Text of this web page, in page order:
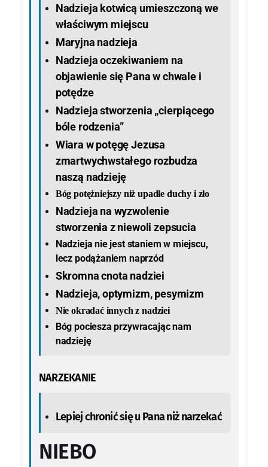
Nadzieja kotwicą umieszczoną we
właściwym miejscu
Maryjna nadzieja
Nadzieja oczekiwaniem na
objawienie się Pana w chwale i
potędze
Nadzieja stworzenia „cierpiącego
bóle rodzenia”
Wiara w potęgę Jezusa
zmartwychwstałego rozbudza
naszą nadzieję
Bóg potężniejszy niż upadłe duchy i zło
Nadzieja na wyzwolenie
stworzenia z niewoli zepsucia
Nadzieja nie jest staniem w miejscu,
lecz podążaniem naprzód
Skromna cnota nadziei
Nadzieja, optymizm, pesymizm
Nie okradać innych z nadziei
Bóg pociesza przywracając nam
nadzieję
NARZEKANIE
Lepiej chronić się u Pana niż narzekać
NIEBO